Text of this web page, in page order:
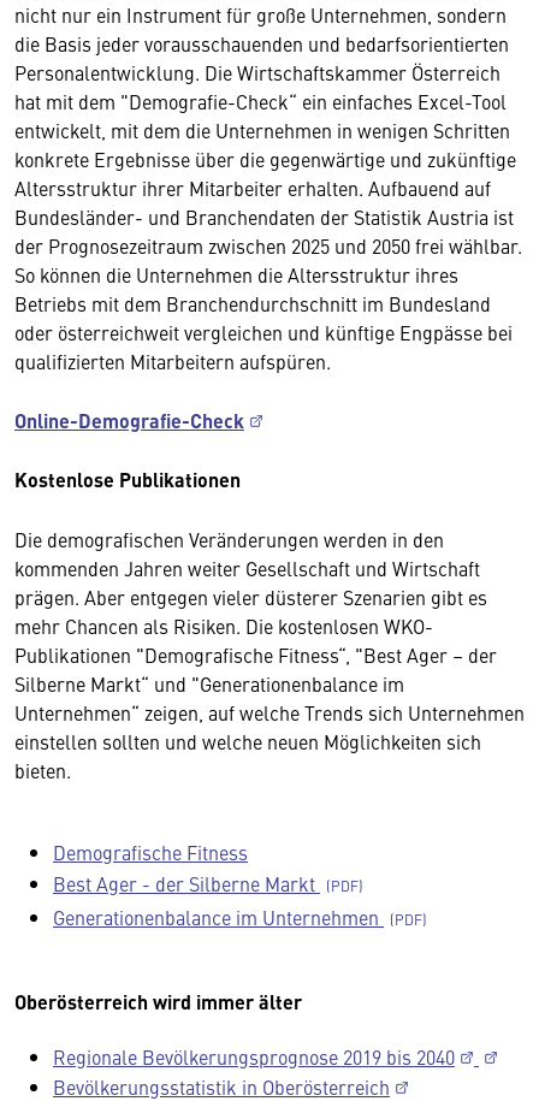
nicht nur ein Instrument für große Unternehmen, sondern
die Basis jeder vorausschauenden und bedarfsorientierten
Personalentwicklung. Die Wirtschaftskammer Österreich
hat mit dem "Demografie-Check“ ein einfaches Excel-Tool
entwickelt, mit dem die Unternehmen in wenigen Schritten
konkrete Ergebnisse über die gegenwärtige und zukünftige
Altersstruktur ihrer Mitarbeiter erhalten. Aufbauend auf
Bundesländer- und Branchendaten der Statistik Austria ist
der Prognosezeitraum zwischen 2025 und 2050 frei wählbar.
So können die Unternehmen die Altersstruktur ihres
Betriebs mit dem Branchendurchschnitt im Bundesland
oder österreichweit vergleichen und künftige Engpässe bei
qualifizierten Mitarbeitern aufspüren.
Online-Demografie-Check
Kostenlose Publikationen
Die demografischen Veränderungen werden in den
kommenden Jahren weiter Gesellschaft und Wirtschaft
prägen. Aber entgegen vieler düsterer Szenarien gibt es
mehr Chancen als Risiken. Die kostenlosen WKO-
Publikationen "Demografische Fitness“, "Best Ager – der
Silberne Markt“ und "Generationenbalance im
Unternehmen“ zeigen, auf welche Trends sich Unternehmen
einstellen sollten und welche neuen Möglichkeiten sich
bieten.
Demografische Fitness
Best Ager - der Silberne Markt
Generationenbalance im Unternehmen
Oberösterreich wird immer älter
Regionale Bevölkerungsprognose 2019 bis 2040
Bevölkerungsstatistik in Oberösterreich